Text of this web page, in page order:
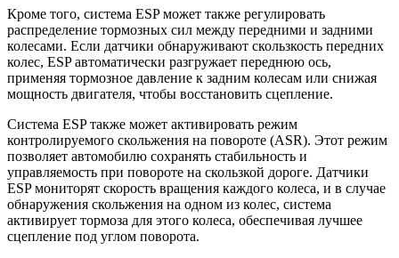
Кроме того, система ESP может также регулировать
распределение тормозных сил между передними и задними
колесами. Если датчики обнаруживают скользкость передних
колес, ESP автоматически разгружает переднюю ось,
применяя тормозное давление к задним колесам или снижая
мощность двигателя, чтобы восстановить сцепление.
Система ESP также может активировать режим
контролируемого скольжения на повороте (ASR). Этот режим
позволяет автомобилю сохранять стабильность и
управляемость при повороте на скользкой дороге. Датчики
ESP мониторят скорость вращения каждого колеса, и в случае
обнаружения скольжения на одном из колес, система
активирует тормоза для этого колеса, обеспечивая лучшее
сцепление под углом поворота.